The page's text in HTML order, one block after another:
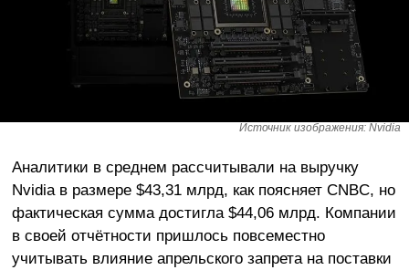
Источник изображения: Nvidia
Аналитики в среднем рассчитывали на выручку
Nvidia в размере $43,31 млрд, как поясняет CNBC, но
фактическая сумма достигла $44,06 млрд. Компании
в своей отчётности пришлось повсеместно
учитывать влияние апрельского запрета на поставки